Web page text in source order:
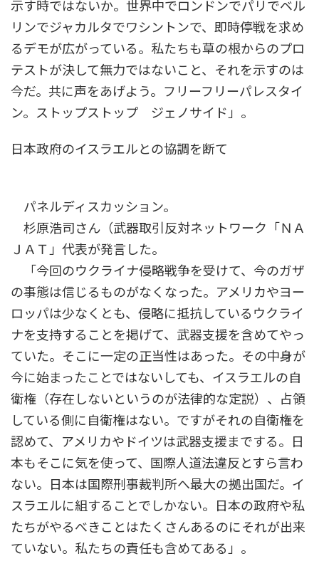
示す時ではないか。世界中でロンドンでパリでベル
リンでジャカルタでワシントンで、即時停戦を求め
るデモが広がっている。私たちも草の根からのプロ
テストが決して無力ではないこと、それを示すのは
今だ。共に声をあげよう。フリーフリーパレスタイ
ン。ストップストップ ジェノサイド」。
日本政府のイスラエルとの協調を断て
パネルディスカッション。
杉原浩司さん（武器取引反対ネットワーク「ＮＡ
ＪＡＴ」代表が発言した。
「今回のウクライナ侵略戦争を受けて、今のガザ
の事態は信じるものがなくなった。アメリカやヨー
ロッパは少なくとも、侵略に抵抗しているウクライ
ナを支持することを掲げて、武器支援を含めてやっ
ていた。そこに一定の正当性はあった。その中身が
今に始まったことではないしても、イスラエルの自
衛権（存在しないというのが法律的な定説）、占領
している側に自衛権はない。ですがそれの自衛権を
認めて、アメリカやドイツは武器支援までする。日
本もそこに気を使って、国際人道法違反とすら言わ
ない。日本は国際刑事裁判所へ最大の拠出国だ。イ
スラエルに組することでしかない。日本の政府や私
たちがやるべきことはたくさんあるのにそれが出来
ていない。私たちの責任も含めてある」。